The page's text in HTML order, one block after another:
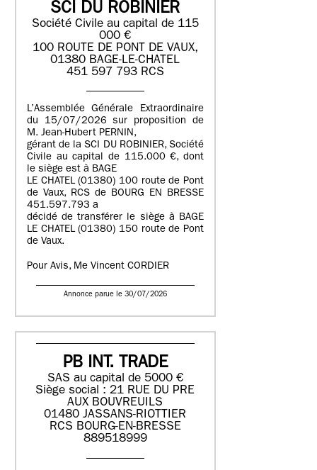
SCI DU ROBINIER
Société Civile au capital de 115
000 €
100 ROUTE DE PONT DE VAUX,
01380 BAGE-LE-CHATEL
451 597 793 RCS
L’Assemblée Générale Extraordinaire
du 15/07/2026 sur proposition de
M. Jean-Hubert PERNIN,
gérant de la SCI DU ROBINIER, Société
Civile au capital de 115.000 €, dont
le siège est à BAGE
LE CHATEL (01380) 100 route de Pont
de Vaux, RCS de BOURG EN BRESSE
451.597.793 a
décidé de transférer le siège à BAGE
LE CHATEL (01380) 150 route de Pont
de Vaux.
Pour Avis, Me Vincent CORDIER
Annonce parue le 30/07/2026
PB INT. TRADE
SAS au capital de 5000 €
Siège social : 21 RUE DU PRE
AUX BOUVREUILS
01480 JASSANS-RIOTTIER
RCS BOURG-EN-BRESSE
889518999